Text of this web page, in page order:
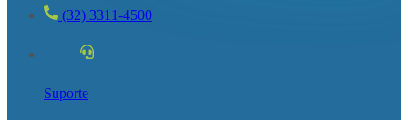
(32) 3311-4500
Suporte